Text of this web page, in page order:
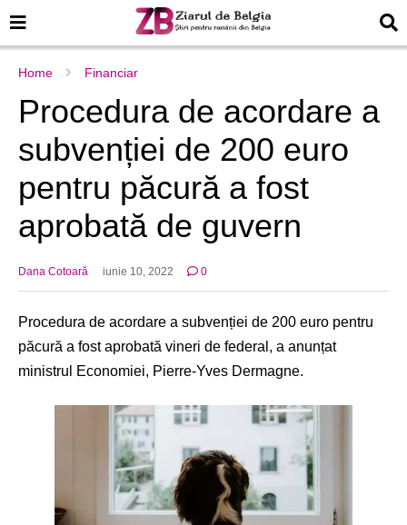
Home Financiar
Procedura de acordare a
subvenției de 200 euro
pentru păcură a fost
aprobată de guvern
Dana Cotoară iunie 10, 2022 0
Procedura de acordare a subvenției de 200 euro pentru
păcură a fost aprobată vineri de federal, a anunțat
ministrul Economiei, Pierre-Yves Dermagne.